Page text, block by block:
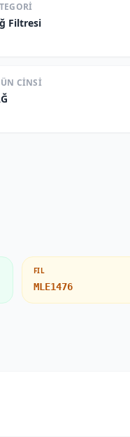
Filtresi
CINSI
FIL
MLE1476